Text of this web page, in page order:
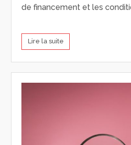
de financement et les
Lire la suite